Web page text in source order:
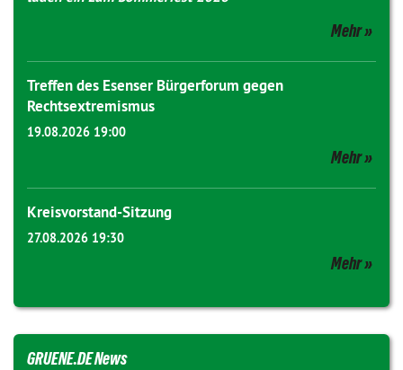
Mehr
Treffen des Esenser Bürgerforum gegen
Rechtsextremismus
19.08.2026 19:00
Mehr
Kreisvorstand-Sitzung
27.08.2026 19:30
Mehr
GRUENE.DE News